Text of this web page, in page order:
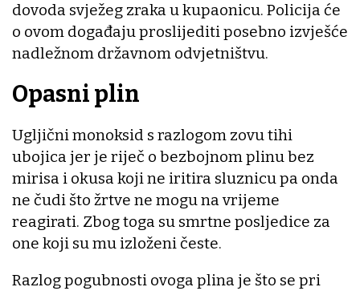
dovoda svježeg zraka u kupaonicu. Policija će
o ovom događaju proslijediti posebno izvješće
nadležnom državnom odvjetništvu.
Opasni plin
Ugljični monoksid s razlogom zovu tihi
ubojica jer je riječ o bezbojnom plinu bez
mirisa i okusa koji ne iritira sluznicu pa onda
ne čudi što žrtve ne mogu na vrijeme
reagirati. Zbog toga su smrtne posljedice za
one koji su mu izloženi česte.
Razlog pogubnosti ovoga plina je što se pri